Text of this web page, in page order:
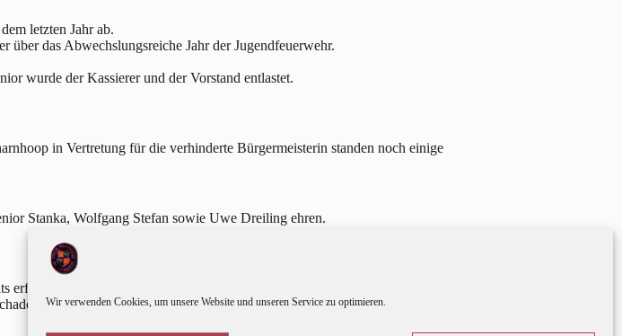
Wir verwenden Cookies, um unsere Website und unseren Service zu optimieren.
letzten Jahr ab.
das Abwechslungsreiche Jahr der Jugendfeuerwehr.
wurde der Kassierer und der Vorstand entlastet.
in Vertretung für die verhinderte Bürgermeisterin standen noch einige
Stanka, Wolfgang Stefan sowie Uwe Dreiling ehren.
über die Bühne gehen und sorgte mit bester Stimmung und vielen
Kirmes und Volkstrauertag sind bereits geplant.